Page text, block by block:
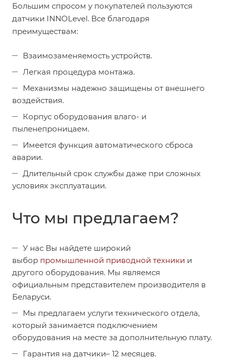
Большим спросом у покупателей пользуются
датчики INNOLevel. Все благодаря
преимуществам:
Взаимозаменяемость устройств.
Легкая процедура монтажа.
Механизмы надежно защищены от внешнего
воздействия.
Корпус оборудования влаго- и
пыленепроницаем.
Имеется функция автоматического сброса
аварии.
Длительный срок службы даже при сложных
условиях эксплуатации.
Что мы предлагаем?
У нас Вы найдете широкий
выбор промышленной приводной техники и
другого оборудования. Мы являемся
официальным представителем производителя в
Беларуси.
Мы предлагаем услуги технического отдела,
который занимается подключением
оборудования на месте за дополнительную плату.
Гарантия на датчики– 12 месяцев.